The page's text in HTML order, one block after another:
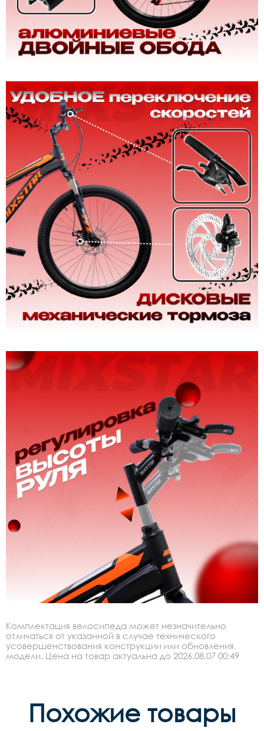
Комплектация велосипеда может незначительно
отличаться от указанной в случае технического
усовершенствования конструкции или обновления
модели. Цена на товар актуальна до 2026.08.07 00:49
Похожие товары